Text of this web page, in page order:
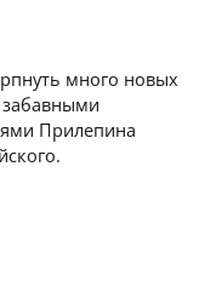
много новых
забавными
Прилепина